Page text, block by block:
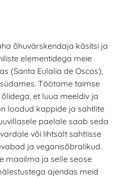
õhuvärskendaja käsitsi ja
elementidega meie
(Santa Eulalia de Oscos),
Töötame taimse
et luua meeldiv ja
loodud kappide ja sahtlite
paelale saab seda
või lihtsalt sahtlisse
ja veganisõbralikud.
maailma ja selle seose
ajendas meid